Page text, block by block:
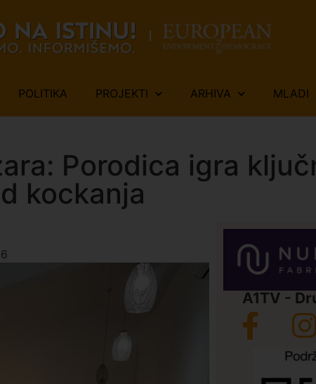
POLITIKA PROJEKTI ARHIVA MLADI
Porodica igra
kockanja
A1TV -